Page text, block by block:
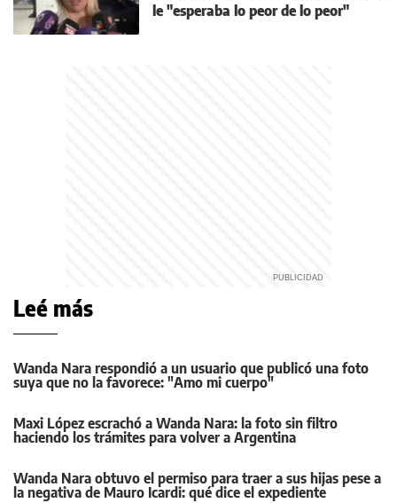
le "esperaba lo peor de lo peor"
Leé más
Wanda Nara respondió a un usuario que publicó una foto
suya que no la favorece: "Amo mi cuerpo"
Maxi López escrachó a Wanda Nara: la foto sin filtro
haciendo los trámites para volver a Argentina
Wanda Nara obtuvo el permiso para traer a sus hijas pese a
la negativa de Mauro Icardi: qué dice el expediente